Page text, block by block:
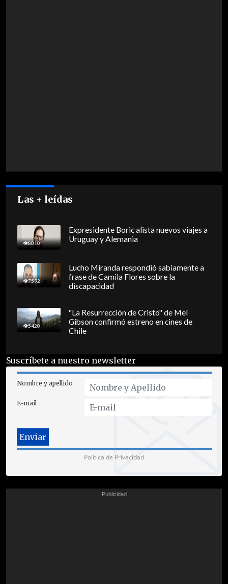
Las + leídas
8010
Expresidente Boric alista nuevos viajes a
Uruguay y Alemania
7592
Lucho Miranda respondió sabiamente a
frase de Camila Flores sobre la
discapacidad
5420
"La Resurrección de Cristo" de Mel
Gibson confirmó estreno en cines de
Chile
Suscríbete a nuestro newsletter
Nombre y apellido
E-mail
Política de Privacidad